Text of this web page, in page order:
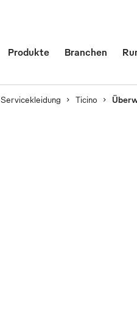
Produkte Branchen
Servicekleidung Ticino